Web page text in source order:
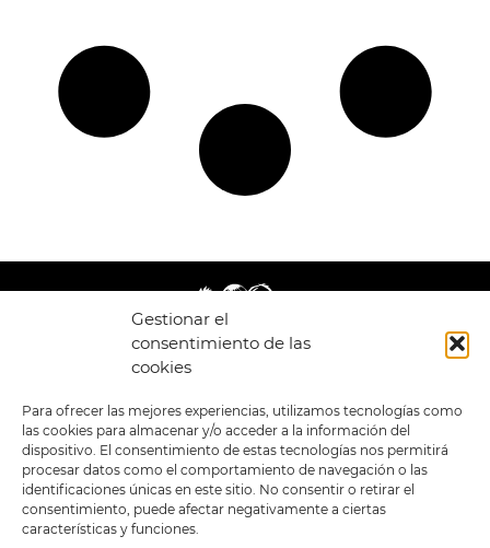
Gestionar el
consentimiento de las
cookies
Para ofrecer las mejores experiencias, utilizamos tecnologías como
las cookies para almacenar y/o acceder a la información del
dispositivo. El consentimiento de estas tecnologías nos permitirá
procesar datos como el comportamiento de navegación o las
identificaciones únicas en este sitio. No consentir o retirar el
consentimiento, puede afectar negativamente a ciertas
características y funciones.
LEGAL
POLÍTICA DE
PRIVACIDAD
TÉRMINOS Y
CONDICIONES
GENERALES DE LA
POLÍTICA DE COOKIES
ENLACES
TIENDA
ESTILOS
FORMATOS
PREVENTAS
OFERTAS
MERCHANDISING